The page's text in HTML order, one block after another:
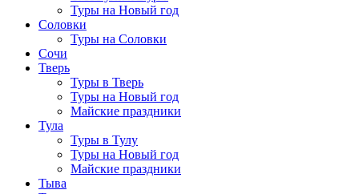
Туры на Новый год
Соловки
Туры на Соловки
Сочи
Тверь
Туры в Тверь
Туры на Новый год
Майские праздники
Тула
Туры в Тулу
Туры на Новый год
Майские праздники
Тыва